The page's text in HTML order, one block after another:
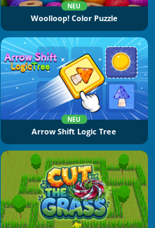
NEU
Woolloop! Color Puzzle
NEU
Arrow Shift Logic Tree